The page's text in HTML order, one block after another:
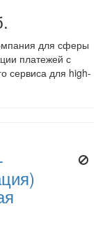
для сферы
платежей с
сервиса для high-